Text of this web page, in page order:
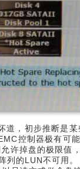
道，初步推断是
控制器极有可
许掉盘的极限值
列的LUN不可用。